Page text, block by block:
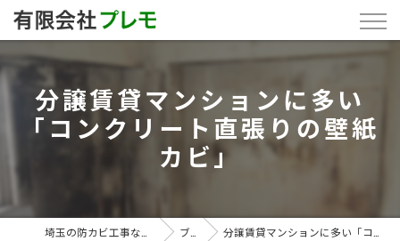
分譲賃貸マンションに多い
「コンクリート直張りの壁紙
カビ」
ブログ 分譲賃貸マンションに多い「コンクリート直張りの壁紙カビ」